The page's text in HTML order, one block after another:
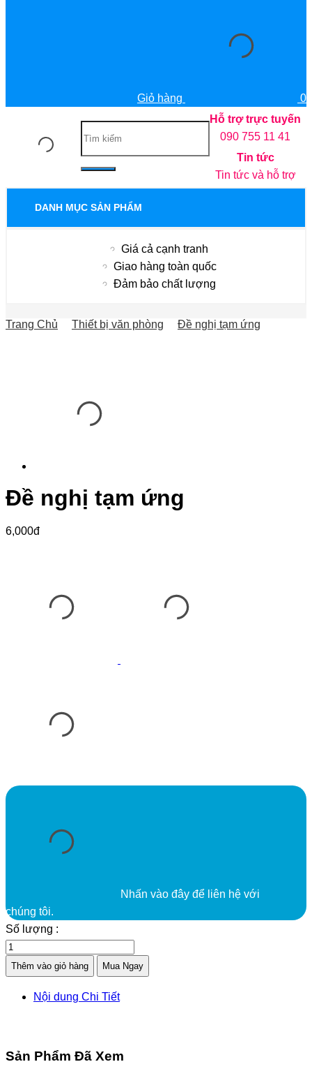
Giỏ hàng
0
Hỗ trợ trực tuyến
090 755 11 41
Tin tức
Tin tức và hỗ trợ
DANH MỤC SẢN PHẨM
Giá cả cạnh tranh
Giao hàng toàn quốc
Đảm bảo chất lượng
Trang Chủ Thiết bị văn phòng Đề nghị tạm ứng
Đề nghị tạm ứng
6,000đ
Nhấn vào đây để liên hệ với
chúng tôi.
Số lượng :
Thêm vào giỏ hàng Mua Ngay
Nội dung Chi Tiết
Sản Phẩm Đã Xem